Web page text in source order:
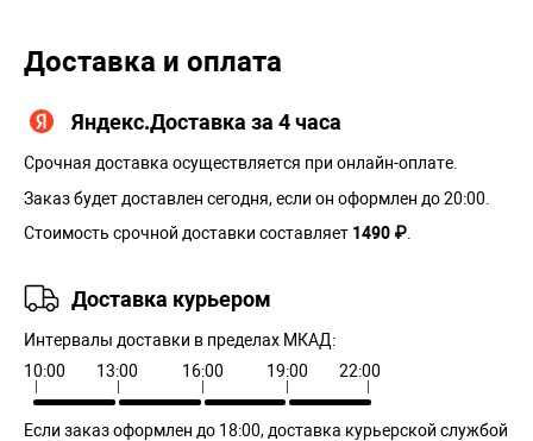
Доставка и оплата
Яндекс.Доставка за 4 часа
Срочная доставка осуществляется при онлайн-оплате.
Заказ будет доставлен сегодня, если он оформлен до 20:00.
Стоимость срочной доставки составляет 1490 ₽
Доставка курьером
Интервалы доставки в пределах МКАД:
10:00
13:00 16:00 19:00 22:00
Если заказ оформлен до 18:00, доставка курьерской службой